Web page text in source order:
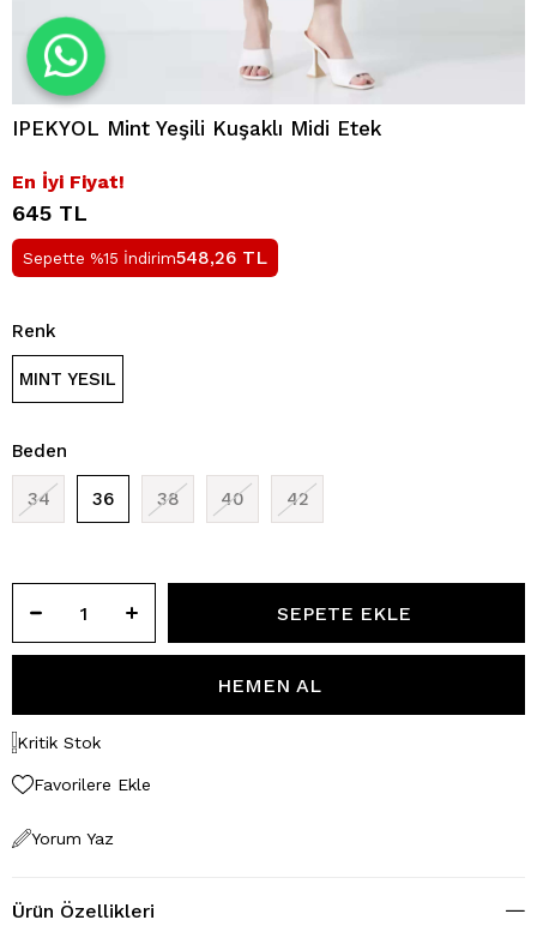
IPEKYOL Mint Yeşili Kuşaklı Midi Etek
En İyi Fiyat!
645 TL
Sepette %15 İndirim548,26 TL
Renk
MINT YESIL
Beden
34 36 38 40 42
Kritik Stok
Favorilere Ekle
Yorum Yaz
Ürün Özellikleri